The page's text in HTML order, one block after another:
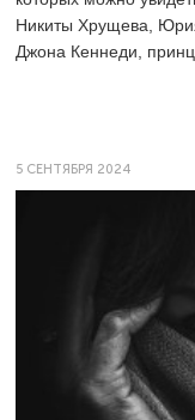
Никиты Хрущева,
Джона Кеннеди,
5 СЕНТЯБРЯ 2024